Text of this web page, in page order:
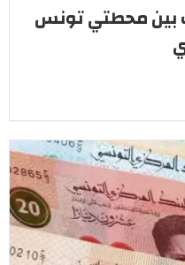
بين محطتي تونس